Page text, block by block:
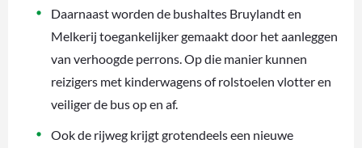
Daarnaast worden de bushaltes Bruylandt en
Melkerij toegankelijker gemaakt door het aanleggen
van verhoogde perrons. Op die manier kunnen
reizigers met kinderwagens of rolstoelen vlotter en
veiliger de bus op en af.
Ook de rijweg krijgt grotendeels een nieuwe